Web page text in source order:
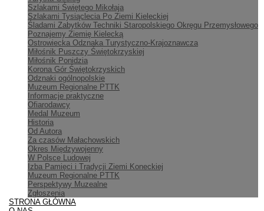
Szlakami Świętego Mikołaja
Szlakami Tysiąclecia Po Ziemi Kieleckiej
Śladami Zabytków Techniki Staropolskiego Okręgu Przemysłowego
Poznajemy Ziemię Kielecką
Ostrowiecka Odznaka Turystyczno-Krajoznawcza
Miłośnik Puszczy Świętokrzyskiej
Miłośnik Ponidzia
Korona Gór Świętokrzyskich
Odznaki ogólnopolskie
Muzeum Regionalne PTTK
Informacje praktyczne
Ofiarodawcy
Medal Muzeum
Historia
Od Autora
Za czasów Małachowskich
Okres Międzywojenny
W Polsce Ludowej
Izba Pamięci i Tradycji Ziemi Koneckiej
Muzeum Regionalne PTTK
Perspektywy Muzealne
Zgłoszenia
STRONA GŁÓWNA